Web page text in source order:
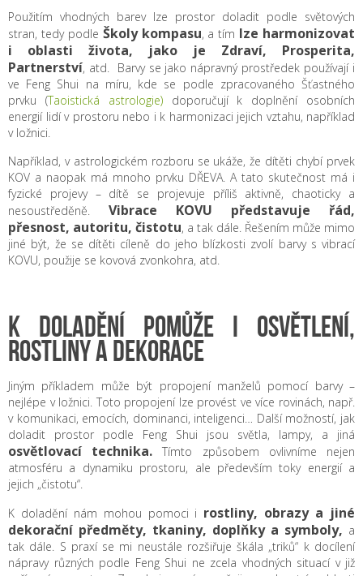
Použitím vhodných barev lze prostor doladit podle světových
stran, tedy podle Školy kompasu, a tím lze harmonizovat
i oblasti života, jako je Zdraví, Prosperita,
Partnerství, atd. Barvy se jako nápravný prostředek používají i
ve Feng Shui na míru, kde se podle zpracovaného Šťastného
prvku (Taoistická astrologie)doporučují k doplnění osobních
energií lidí v prostoru nebo i k harmonizaci jejich vztahu, například
v ložnici.
Například, v astrologickém rozboru se ukáže, že dítěti chybí prvek
KOV a naopak má mnoho prvku DŘEVA. A tato skutečnost má i
fyzické projevy – dítě se projevuje příliš aktivně, chaoticky a
nesoustředěně. Vibrace KOVU představuje řád,
přesnost, autoritu, čistotu, a tak dále. Řešením může mimo
jiné být, že se dítěti cíleně do jeho blízkosti zvolí barvy s vibrací
KOVU, použije se kovová zvonkohra, atd.
K DOLADĚNÍ POMŮŽE I OSVĚTLENÍ,
ROSTLINY A DEKORACE
Jiným příkladem může být propojení manželů pomocí barvy –
nejlépe v ložnici. Toto propojení lze provést ve více rovinách, např.
v komunikaci, emocích, dominanci, inteligenci… Další možností, jak
doladit prostor podle Feng Shui jsou světla, lampy, a jiná
osvětlovací technika. Tímto způsobem ovlivníme nejen
atmosféru a dynamiku prostoru, ale především toky energií a
jejich „čistotu“.
K doladění nám mohou pomoci i rostliny, obrazy a jiné
dekorační předměty, tkaniny, doplňky a symboly, a
tak dále. S praxí se mi neustále rozšiřuje škála „triků“ k docílení
nápravy různých podle Feng Shui ne zcela vhodných situací v již